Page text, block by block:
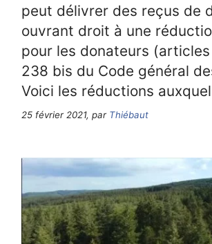
peut délivrer des reçus de
ouvrant droit à une
pour les donateurs
238 bis du Code général
Voici les réductions
25 février 2021, par Thiébaut